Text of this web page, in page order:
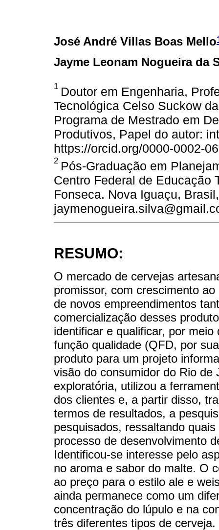
José André Villas Boas Mello
Jayme Leonam Nogueira da
1 Doutor em Engenharia,
Tecnológica Celso Suckow
Programa de Mestrado em
Produtivos, Papel do autor:
https://orcid.org/0000-0002-
2 Pós-Graduação em
Centro Federal de Educação
Fonseca. Nova Iguaçu,
RESUMO:
O mercado de cervejas
promissor, com crescimento
de novos empreendimentos
comercialização desses
identificar e qualificar, por
função qualidade (QFD, por
produto para um projeto
visão do consumidor do Rio de
exploratória, utilizou a
dos clientes e, a partir disso,
termos de resultados, a
pesquisados, ressaltando
processo de desenvolvimento
Identificou-se interesse pelo
no aroma e sabor do malte. O
ao preço para o estilo ale e
ainda permanece como um
concentração do lúpulo e na
três diferentes tipos de cerveja.